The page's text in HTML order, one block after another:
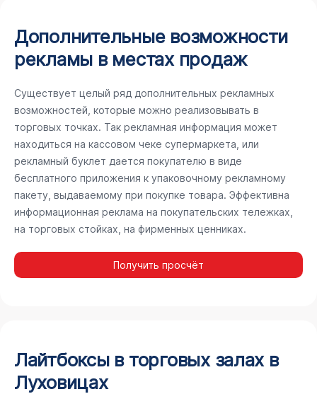
Дополнительные возможности
рекламы в местах продаж
Существует целый ряд дополнительных рекламных
возможностей, которые можно реализовывать в
торговых точках. Так рекламная информация может
находиться на кассовом чеке супермаркета, или
рекламный буклет дается покупателю в виде
бесплатного приложения к упаковочному рекламному
пакету, выдаваемому при покупке товара. Эффективна
информационная реклама на покупательских тележках,
на торговых стойках, на фирменных ценниках.
Получить просчёт
Лайтбоксы в торговых залах в
Луховицах